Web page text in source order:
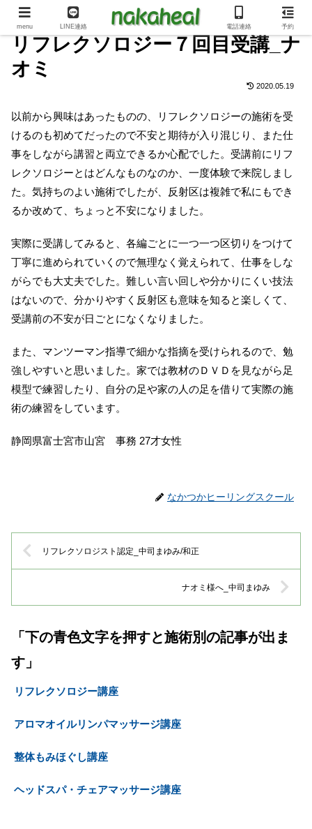
リフレクソロジー７回目受講_ナ
オミ
2020.05.19
以前から興味はあったものの、リフレクソロジーの施術を受
けるのも初めてだったので不安と期待が入り混じり、また仕
事をしながら講習と両立できるか心配でした。受講前にリフ
レクソロジーとはどんなものなのか、一度体験で来院しまし
た。気持ちのよい施術でしたが、反射区は複雑で私にもでき
るか改めて、ちょっと不安になりました。
実際に受講してみると、各編ごとに一つ一つ区切りをつけて
丁寧に進められていくので無理なく覚えられて、仕事をしな
がらでも大丈夫でした。難しい言い回しや分かりにくい技法
はないので、分かりやすく反射区も意味を知ると楽しくて、
受講前の不安が日ごとになくなりました。
また、マンツーマン指導で細かな指摘を受けられるので、勉
強しやすいと思いました。家では教材のＤＶＤを見ながら足
模型で練習したり、自分の足や家の人の足を借りて実際の施
術の練習をしています。
静岡県富士宮市山宮 事務 27才女性
なかつかヒーリングスクール
リフレクソロジスト認定_中司まゆみ/和正
ナオミ様へ_中司まゆみ
「下の青色文字を押すと施術別の記事が出ま
す」
リフレクソロジー講座
アロマオイルリンパマッサージ講座
整体もみほぐし講座
ヘッドスパ・チェアマッサージ講座
menu LINE連絡 電話連絡 予約